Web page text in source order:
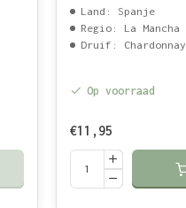
Land: Spanje
Regio: La Mancha
Druif: Chardonnay
Op voorraad
€11,95